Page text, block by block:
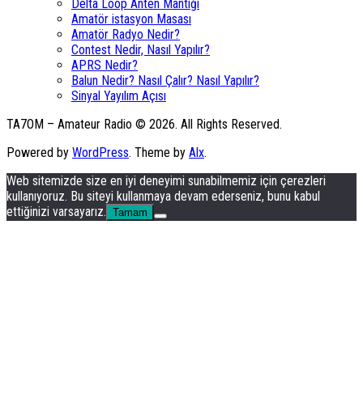
Delta Loop Anten Mantığı
Amatör istasyon Masası
Amatör Radyo Nedir?
Contest Nedir, Nasıl Yapılır?
APRS Nedir?
Balun Nedir? Nasıl Çalır? Nasıl Yapılır?
Sinyal Yayılım Açısı
TA7OM – Amateur Radio © 2026. All Rights Reserved.
Powered by WordPress. Theme by Alx.
Web sitemizde size en iyi deneyimi sunabilmemiz için çerezleri
kullanıyoruz. Bu siteyi kullanmaya devam ederseniz, bunu kabul
ettiğinizi varsayarız. Tamam